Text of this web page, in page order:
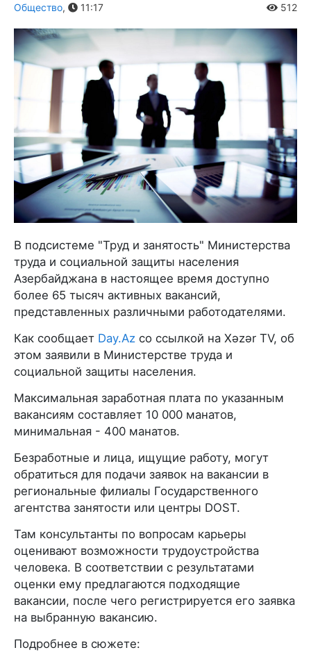
Общество, 11:17 512
В подсистеме "Труд и занятость" Министерства
труда и социальной защиты населения
Азербайджана в настоящее время доступно
более 65 тысяч активных вакансий,
представленных различными работодателями.
Как сообщает Day.Az со ссылкой на Xəzər TV, об
этом заявили в Министерстве труда и
социальной защиты населения.
Максимальная заработная плата по указанным
вакансиям составляет 10 000 манатов,
минимальная - 400 манатов.
Безработные и лица, ищущие работу, могут
обратиться для подачи заявок на вакансии в
региональные филиалы Государственного
агентства занятости или центры DOST.
Там консультанты по вопросам карьеры
оценивают возможности трудоустройства
человека. В соответствии с результатами
оценки ему предлагаются подходящие
вакансии, после чего регистрируется его заявка
на выбранную вакансию.
Подробнее в сюжете: